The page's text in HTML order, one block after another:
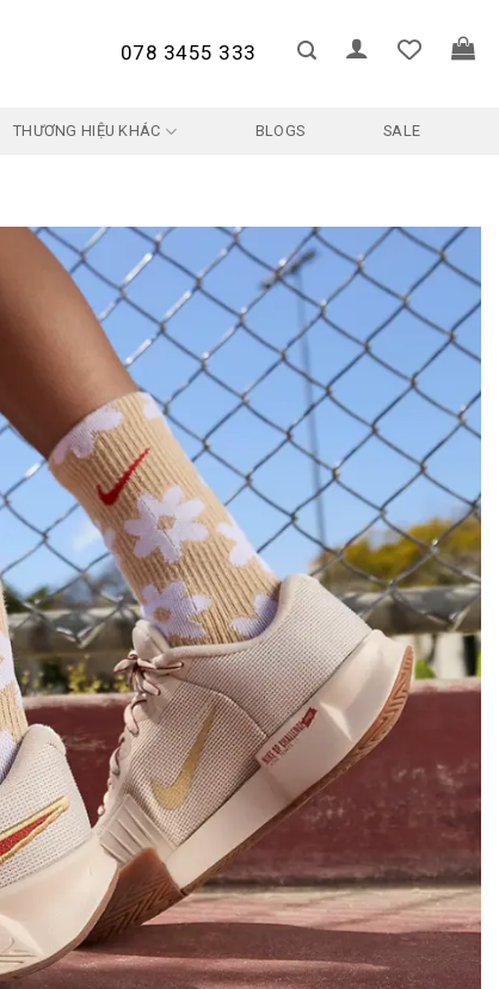
078 3455 333
THƯƠNG HIỆU KHÁC BLOGS SALE